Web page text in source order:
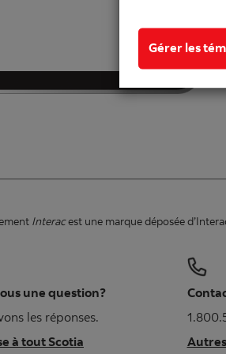
Interacest une marque déposée
une question?
les réponses.
à tout Scotia
Gérer les